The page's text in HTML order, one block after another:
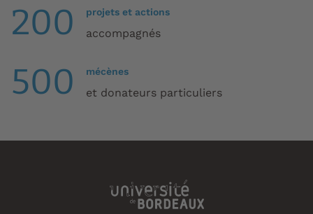
200 projets et actions
accompagnés
500 mécènes
et donateurs particuliers